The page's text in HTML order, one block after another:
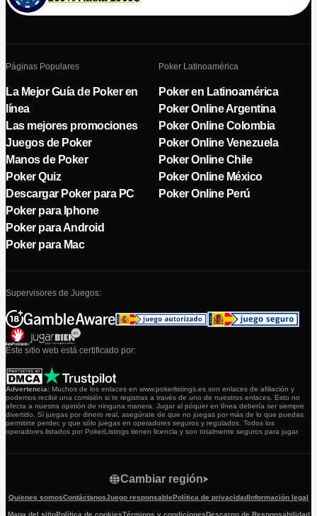
Páginas Populares
La Mejor Guía de Poker en
línea
Las mejores promociones
Juegos de Poker
Manos de Poker
Poker Quiz
Descargar Poker para PC
Poker para Iphone
Poker para Android
Poker para Mac
Poker Latinoamérica
Poker en Latinoamérica
Poker Online Argentina
Poker Online Colombia
Poker Online Venezuela
Poker Online Chile
Poker Online México
Poker Online Perú
Supervisores de Juegos:
Este sitio web está certificado por:
Advertencia: Muchos de los enlaces en www.pokerlistings.es son enlaces de afiliación y
podemos recibir una comisión si te registras a través de uno de nuestros enlaces. Esto no
afecta a nuestra opinión de ninguna manera. Jugar al póquer en línea debería ser siempre
divertido. Si juegas por dinero real, asegúrate de que no juegas por más de lo que puedas
permitirte perder, y que sólo juegas en operadores seguros y regulados. Todos los
operadores listados por PokerListings tienen licencia y son totalmente seguros para jugar.
Quienes somosContáctanosJuego responsablePolítica de privacidadInformación legal
Mapa del sitioPolítica de cookiesTérminos y condicionesDescargo de Responsabilidad
Cambiar región